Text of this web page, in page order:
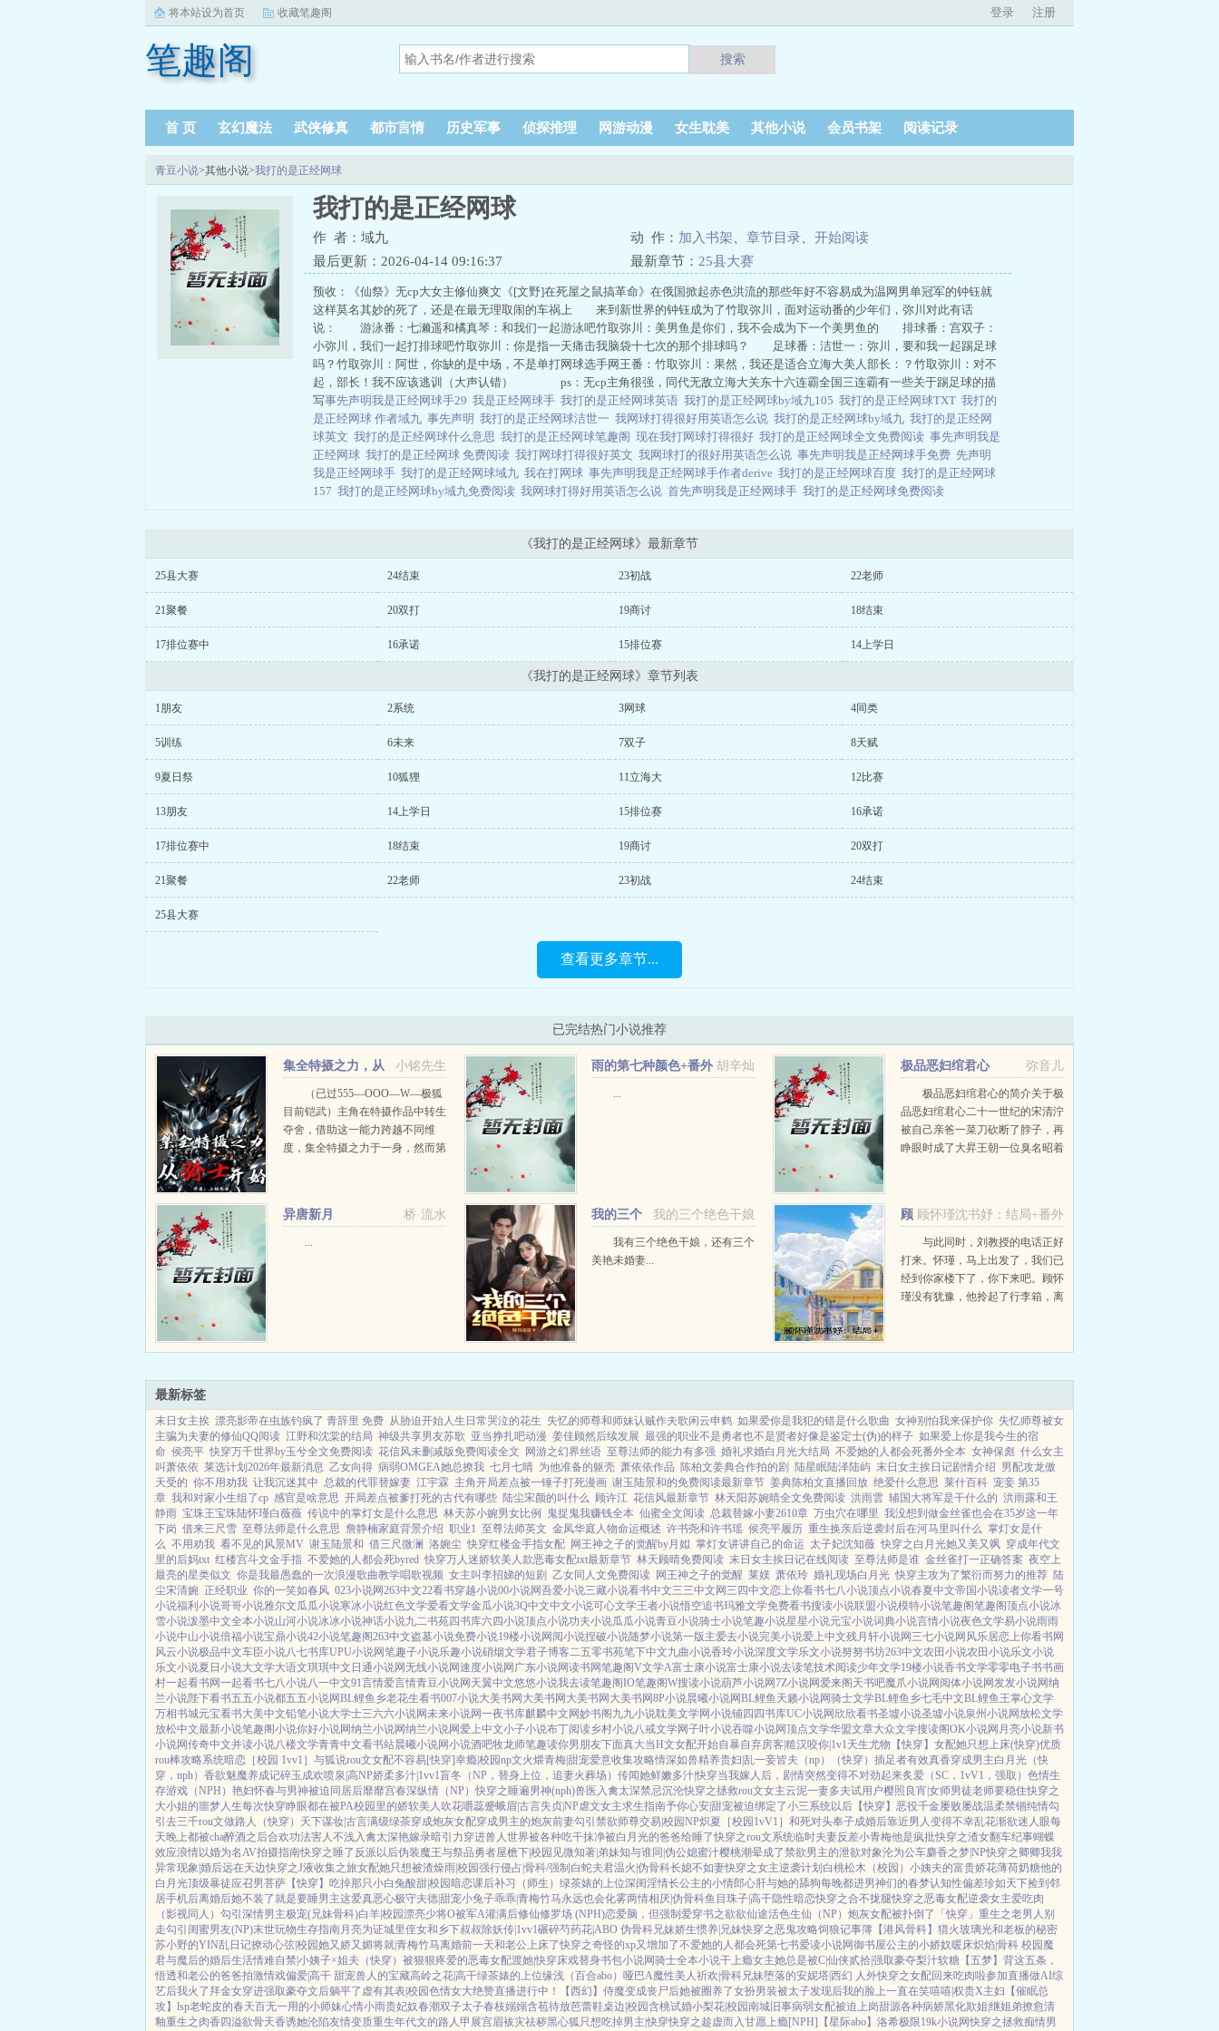
将本站设为首页 收藏笔趣阁 登录 注册
笔趣阁 搜索
首 页 玄幻魔法 武侠修真 都市言情 历史军事 侦探推理 网游动漫 女生耽美 其他小说 会员书架 阅读记录
青豆小说>其他小说>我打的是正经网球
我打的是正经网球
作 者：域九 动 作： 加入书架 章节目录
开始阅读
最后更新：2026-04-14 09:16:37
最新章节： 25县大赛
预收：《仙祭》无cp大女主修仙爽文《[文野]在死屋之鼠搞革命》在俄国掀起赤色洪流的那些年好不容易成为温网男单冠军的钟钰就
这样莫名其妙的死了，还是在最无理取闹的车祸上 来到新世界的钟钰成为了竹取弥川，面对运动番的少年们，弥川对此有话
说： 游泳番：七濑遥和橘真琴：和我们一起游泳吧竹取弥川：美男鱼是你们，我不会成为下一个美男鱼的 排球番：宫双子：
小弥川，我们一起打排球吧竹取弥川：你是指一天痛击我脑袋十七次的那个排球吗？ 足球番：洁世一：弥川，要和我一起踢足球
吗？竹取弥川：阿世，你缺的是中场，不是单打网球选手网王番：竹取弥川：果然，我还是适合立海大美人部长：？竹取弥川：对不
起，部长！我不应该逃训（大声认错） ps：无cp主角很强，同代无敌立海大关东十六连霸全国三连霸有一些关于踢足球的描
写事先声明我是正经网球手29 我是正经网球手 我打的是正经网球英语 我打的是正经网球by域九105 我打的是正经网球TXT 我打的
是正经网球 作者域九 事先声明 我打的是正经网球洁世一 我网球打得很好用英语怎么说 我打的是正经网球by域九 我打的是正经网
球英文 我打的是正经网球什么意思 我打的是正经网球笔趣阁 现在我打网球打得很好 我打的是正经网球全文免费阅读 事先声明我是
正经网球 我打的是正经网球 免费阅读 我打网球打得很好英文 我网球打的很好用英语怎么说 事先声明我是正经网球手免费 先声明
我是正经网球手 我打的是正经网球域九 我在打网球 事先声明我是正经网球手作者derive 我打的是正经网球百度 我打的是正经网球
157 我打的是正经网球by域九免费阅读 我网球打得好用英语怎么说 首先声明我是正经网球手 我打的是正经网球免费阅读
《我打的是正经网球》最新章节
25县大赛 24结束 23初战 22老师
21聚餐 20双打 19商讨 18结束
17排位赛中 16承诺 15排位赛 14上学日
《我打的是正经网球》章节列表
1朋友 2系统 3网球 4同类
5训练 6未来 7双子 8天赋
9夏日祭 10狐狸 11立海大 12比赛
13朋友 14上学日 15排位赛 16承诺
17排位赛中 18结束 19商讨 20双打
21聚餐 22老师 23初战 24结束
25县大赛
查看更多章节...
已完结热门小说推荐
小铭先生
集全特摄之力，从
骑士开始（已过555—OOO—W—极狐
目前铠武）主角在特摄作品中转生
夺舍，借助这一能力跨越不同维
度，集全特摄之力于一身，然而第
胡辛灿
雨的第七种颜色+番外
...
弥音儿
极品恶妇绾君心
极品恶妇绾君心的简介关于极
品恶妇绾君心二十一世纪的宋清泞
被自己亲爸一菜刀砍断了脖子，再
睁眼时成了大昇王朝一位臭名昭着
地，把...
桥·流水
异唐新月
...
我的三个绝色干娘
我的三个
绝色干娘
我有三个绝色干娘，还有三个
美艳未婚妻...
顾怀瑾沈书妤：结局+番外
顾
怀瑾沈书妤
与此同时，刘教授的电话正好
打来。怀瑾，马上出发了，我们已
经到你家楼下了，你下来吧。顾怀
瑾没有犹豫，他拎起了行李箱，离
最新标签
末日女主挨 漂亮影帝在虫族钓疯了 青辞里 免费 从胁迫开始人生日常哭泣的花生 失忆的师尊和师妹认贼作夫歌闲云申鹤 如果爱你是我犯的错是什么歌曲 女神别怕我来保护你 失忆师尊被女
主骗为夫妻的修仙QQ阅读 江野和沈棠的结局 神级共享男友苏歌 亚当挣扎吧动漫 姜佳顾然后续发展 最强的职业不是勇者也不是贤者好像是鉴定士(伪)的样子 如果爱上你是我今生的宿
命 侯亮平 快穿万千世界by玉兮全文免费阅读 花信风未删减版免费阅读全文 网游之幻界丝语 至尊法师的能力有多强 婚礼求婚白月光大结局 不爱她的人都会死番外全本 女神保彪 什么女主
叫萧依依 莱选计划2026年最新消息 乙女向得 病弱OMGEA她总撩我 七月七晴 为他准备的躯壳 萧依依作品 陈柏文姜典合作拍的剧 陆星眠陆泽陆屿 末日女主挨日记剧情介绍 男配攻龙傲
天受的 你不用劝我 让我沉迷其中 总裁的代罪替嫁妻 江宇霖 主角开局差点被一锤子打死漫画 谢玉陆景和的免费阅读最新章节 姜典陈柏文直播回放 绝爱什么意思 莱什百科 宠妾 第35
章 我和对家小生组了cp 感官是啥意思 开局差点被爹打死的古代有哪些 陆尘宋颜的叫什么 顾许江 花信风最新章节 林天阳苏婉晴全文免费阅读 洪雨雲 辅国大将军是干什么的 洪雨露和王
静雨 宝珠王宝珠陆怀瑾白薇薇 传说中的掌灯女是什么意思 林天苏小婉男女比例 鬼捉鬼我赚钱全本 仙蜜全文阅读 总裁替嫁小妻2610章 万虫穴在哪里 我没想到做金丝雀也会在35岁这一年
下岗 借来三尺雪 至尊法师是什么意思 詹静楠家庭背景介绍 职业1 至尊法师英文 金凤华庭人物命运概述 许书尧和许书瑶 侯亮平履历 重生换亲后逆袭封后在河马里叫什么 掌灯女是什
么 不用劝我 看不见的风景MV 谢玉陆景和 借三尺微澜 洛婉尘 快穿红楼金手指女配 网王神之子的觉醒by月姒 掌灯女讲讲自己的命运 太子妃沈知薇 快穿之白月光她又美又飒 穿成年代文
里的后妈txt 红楼宫斗文金手指 不爱她的人都会死byred 快穿万人迷娇软美人款恶毒女配txt最新章节 林天顾晴免费阅读 末日女主挨日记在线阅读 至尊法师是谁 金丝雀打一正确答案 夜空上
最亮的星类似文 你是我最愚蠢的一次浪漫歌曲教学唱歌视频 女主叫李招娣的短剧 乙女同人文免费阅读 网王神之子的觉醒 莱媄 萧依玲 婚礼现场白月光 快穿主攻为了繁衍而努力的推荐 陆
尘宋清婉 正经职业 你的一笑如春风 023小说网263中文22看书穿越小说00小说网吾爱小说三藏小说看书中文三三中文网 三四中文恋上你看书七八小说顶点小说春夏中文帝国小说读者文学一号
小说福利小说哥哥小说雅尔文瓜瓜小说寒冰小说红色文学爱看文学金瓜小说3Q中文中文小说可心文学王者小说悟空追书玛雅文学免费看书搜读小说联盟小说模特小说笔趣阁笔趣阁顶点小说冰
雪小说泼墨中文全本小说山河小说冰冰小说神话小说九二书苑四书库六四小说顶点小说功夫小说瓜瓜小说青豆小说骑士小说笔趣小说星星小说元宝小说词典小说言情小说夜色文学易小说雨雨
小说中山小说倍福小说宝鼎小说42小说笔趣阁263中文盗墓小说免费小说19楼小说网阅小说捏破小说随梦小说第一版主爱去小说完美小说爱上中文残月轩小说网 三七小说网 风乐居恋上你看书网
风云小说极品中文车臣小说八七书库UPU小说网笔趣子小说乐趣小说硝烟文学君子博客二五零书苑笔下中文九曲小说香玲小说深度文学乐文小说努努书坊263中文农田小说农田小说乐文小说
乐文小说夏日小说大文学大语文琪琪中文 日通小说网无线小说网速度小说网 广东小说网读书网笔趣阁V文学A富士康小说富士康小说去读笔技术阅读少年文学19楼小说香书文学零零电子书书画
村一起看书网一起看书七八小说八一中文91言情爱言情青豆小说网 天翼中文悠悠小说我去读笔趣阁IO笔趣阁W搜读小说葫芦小说网7Z小说网爱来阁 天书吧魔爪小说网 阅体小说网发发小说网纳
兰小说陛下看书五五小说都五五小说网BL鲤鱼乡老花生看书007小说大美书网 大美书网 大美书网 大美书网8P小说晨曦小说网BL鲤鱼 天籁小说网骑士文学BL鲤鱼乡七毛中文BL鲤鱼王掌心文学
万相书城元宝看书大美中文铅笔小说大学士三六六小说网未来小说网一夜书库麒麟中文网妙书阁 九九小说耽美文学网小说铺四四书库UC小说网 欣欣看书圣墟小说圣墟小说泉州小说网放松文学
放松中文最新小说笔趣阁小说你好小说网纳兰小说网纳兰小说网爱上中文小子小说布丁阅读乡村小说八戒文学网子叶小说吞噬小说网顶点文学华盟文章大众文学搜读阁OK小说网 月亮小说新书
小说网传奇中文并读小说八楼文学青青中文看书站晨曦小说网小说酒吧牧龙师笔趣读你男朋友下面真大当H文女配开始自暴自弃房客|糙汉咬你|1v1天生尤物【快穿】 女配她只想上床(快穿)优质
rou棒攻略系统暗恋［校园 1vv1］ 与狐说rou文女配不容易[快穿]幸瘾|校园np文火煨青梅|甜宠爱意收集攻略情深如兽精养贵妇|乱一妾皆夫（np） （快穿）插足者有效真香穿成男主白月光（快
穿，nph） 香欲魅魔养成记碎玉成欢喷泉|高NP娇柔多汁|1vv1盲冬（NP，替身上位，追妻火葬场） 传闻她鲜嫩多汁|快穿当我嫁人后，剧情突然变得不对劲起来炙爱（SC，1vV1，强取） 色情生
存游戏（NPH） 艳妇怀春与男神被迫同居后靡靡宫春深纵情（NP）快穿之睡遍男神(nph)兽医 入禽太深禁忌沉沦快穿之拯救rou文女主云泥一妻多夫试用户樱照良宵|女师男徒老师要稳住快穿之
大小姐的噩梦人生每次快穿睁眼都在被PA校园里的娇软美人 吹花嚼蕊蹙蛾眉|古言失贞|NP虐文女主求生指南予你心安|甜宠被迫绑定了小三系统以后【快穿】 恶役千金屡败屡战温柔禁锢纯情勾
引 去三千rou文做路人（快穿） 天下谋妆|古言满级绿茶穿成炮灰女配穿成男主的炮灰前妻勾引禁欲师尊交易|校园NP炽夏［校园1vV1］ 和死对头奉子成婚后靠近男人变得不幸乱花渐欲迷人眼每
天晚上都被cha醉酒之后合欢功法害人不浅入禽太深艳嫁录暗引力穿进兽人世界被各种吃干抹净被白月光的爸爸给睡了快穿之rou文系统临时夫妻反差小青梅他是疯批快穿之渣女翻车纪事蝴蝶
效应浪情以婚为名AV拍摄指南快穿之睡了反派以后伪装魔王与祭品勇者屋檐下|校园 见微知著|弟妹知与谁同|伪公媳蜜汁樱桃潮晕成了禁欲男主的泄欲对象沦为公车麝香之梦|NP快穿之卿卿我我
异常现象|婚后远在天边快穿之J液收集之旅女配她只想被渣燥雨|校园强行侵占|骨科/强制 白蛇夫君温火|伪骨科长媳不如妻快穿之女主逆袭计划 白桃松木（校园） 小姨夫的富贵娇花薄荷奶糖他的
白月光顶级暴徒应召男菩萨 【快穿】吃掉那只小白兔酸甜|校园暗恋课后补习（师生） 绿茶婊的上位深闺淫情长公主的小情郎心肝与她的舔狗每晚都进男神们的春梦认知性偏差珍如天下捡到邻
居手机后离婚后她不装了就是要睡男主这爱真恶心极守夫德|甜宠小兔子乖乖|青梅竹马永远也会化雾两情相厌|伪骨科鱼目珠子|高干隐性暗恋快穿之合不拢腿快穿之恶毒女配逆袭女主爱吃肉
（影视同人）勾引深情男主极宠(兄妹骨科)白羊|校园漂亮少将O被军A灌满后修仙修罗场 (NPH)恋爱脑，但强制爱穿书之欲欲仙途活色生仙（NP） 炮灰女配被扑倒了「快穿」 重生之老男人别
走勾引闺蜜男友(NP)末世玩物生存指南月亮为证城里侄女和乡下叔叔除妖传|1vv1碾碎芍药花|ABO 伪骨科兄妹娇生惯养|兄妹快穿之恶鬼攻略饲狼记事簿 【港风骨科】猎火玻璃光和老板的秘密
苏小野的YIN乱日记撩动心弦|校园她又娇又媚将就|青梅竹马离婚前一天和老公上床了快穿之奇怪的xp又增加了不爱她的人都会死第七书爱读小说网御书屋公主的小娇奴暖床炽焰|骨科 校园 魔
君与魔后的婚后生活情难自禁|小姨子×姐夫 （快穿）被狠狠疼爱的恶毒女配渡她|快穿床戏替身书包小说网骑士全本小说干上瘾女主她总是被C|仙侠贰拾|强取豪夺梨汁软糖 【五梦】背这五条，
悟透和老公的爸爸拍激情戏偏爱|高干 甜宠兽人的宝藏高岭之花|高干绿茶婊的上位缘浅（百合abo）哑巴A魔性美人祈欢|骨科兄妹堕落的安妮塔|西幻 人外快穿之女配回来吃肉啦参加直播做AI综
艺后我火了 拜金女穿进强取豪夺文后躺平了 虚有其表|校园色情女大绝赞直播进行中！ 【西幻】侍魔变成丧尸后她被圈养了女扮男装被太子发现后我的脸上一直在笑嘻嘻|权贵X主妇 【催眠总
攻】lsp老蛇皮的春天百无一用的小师妹心情小雨贵妃奴春潮双子太子春枝嫋嫋含苞待放芭蕾鞋桌边|校园含桃试婚小梨花|校园南城旧事病弱女配被迫上岗甜源各种病娇黑化欺姐|继姐弟撩愈清
釉重生之肉香四溢欲骨天香诱她沦陷友情变质重生年代文的路人甲 展宫眉袚灾祛秽黑心狐只想吃掉男主|快穿快穿之趁虚而入甘愿上瘾[NPH] 【星际abo】洛希极限19k小说网快穿之拯救痴情男